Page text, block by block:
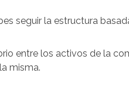
seguir la estructura
entre los activos de la
misma.